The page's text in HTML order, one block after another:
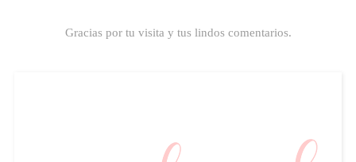
Gracias por tu visita y tus lindos comentarios.